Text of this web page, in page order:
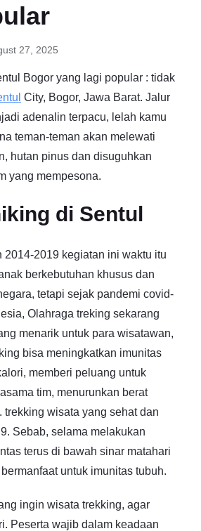
27, 2025
Bogor yang lagi popular : tidak
City, Bogor, Jawa Barat. Jalur
adenalin terpacu, lelah kamu
teman-teman akan melewati
hutan pinus dan disuguhkan
yang mempesona.
di Sentul
2014-2019 kegiatan ini waktu itu
berkebutuhan khusus dan
tetapi sejak pandemi covid-
Olahraga treking sekarang
menarik untuk para wisatawan,
bisa meningkatkan imunitas
memberi peluang untuk
tim, menurunkan berat
trekking wisata yang sehat dan
Sebab, selama melakukan
terus di bawah sinar matahari
untuk imunitas tubuh.
ingin wisata trekking, agar
Peserta wajib dalam keadaan